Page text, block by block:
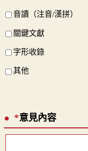
音讀（注音/漢拼）
關鍵文獻
字形收錄
其他
*意見內容